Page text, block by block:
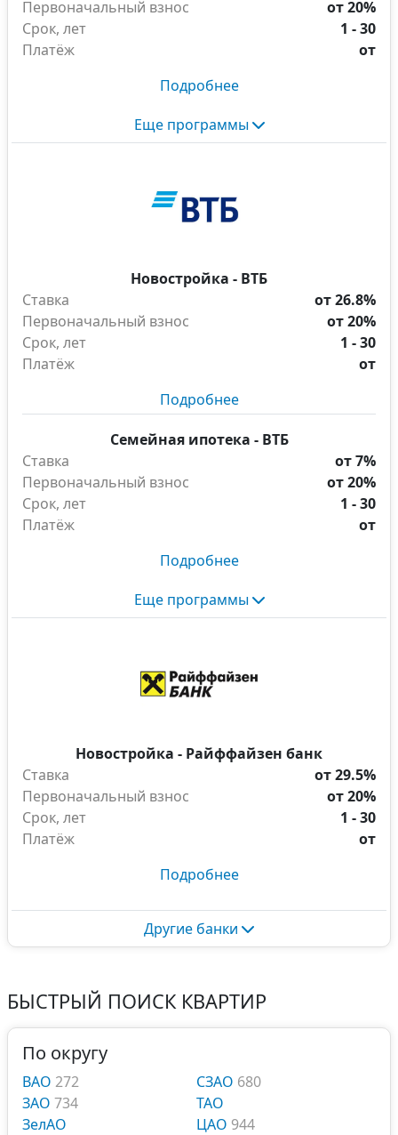
Первоначальный взнос
от 20%
Срок, лет
1 - 30
Платёж
от
Подробнее
Еще программы
Новостройка - ВТБ
Ставка
от 26.8%
Первоначальный взнос
от 20%
Срок, лет
1 - 30
Платёж
от
Подробнее
Семейная ипотека - ВТБ
Ставка
от 7%
Первоначальный взнос
от 20%
Срок, лет
1 - 30
Платёж
от
Подробнее
Еще программы
Новостройка - Райффайзен банк
Ставка
от 29.5%
Первоначальный взнос
от 20%
Срок, лет
1 - 30
Платёж
от
Подробнее
Другие банки
БЫСТРЫЙ ПОИСК КВАРТИР
По округу
ВАО 272
ЗАО 734
ЗелАО
СЗАО 680
ТАО
ЦАО 944